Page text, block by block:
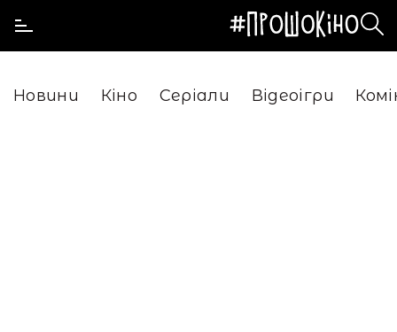
Новини Кіно Серіали Відеоігри